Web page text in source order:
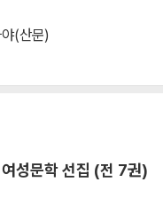
(산문)
성문학 선집 (전 7권)